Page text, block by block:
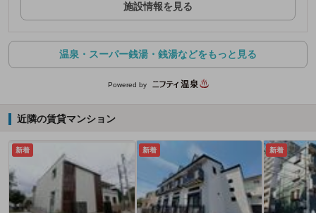
施設情報を見る
温泉・スーパー銭湯・銭湯などをもっと見る
Powered by
近隣の賃貸マンション
新着 新着 新着